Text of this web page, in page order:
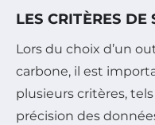
LES CRITÈRES DE
Lors du choix d’un
carbone, il est
plusieurs critères,
précision des